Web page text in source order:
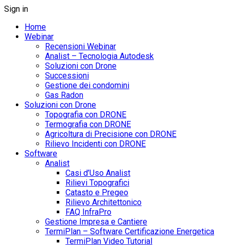
Sign in
Home
Webinar
Recensioni Webinar
Analist – Tecnologia Autodesk
Soluzioni con Drone
Successioni
Gestione dei condomini
Gas Radon
Soluzioni con Drone
Topografia con DRONE
Termografia con DRONE
Agricoltura di Precisione con DRONE
Rilievo Incidenti con DRONE
Software
Analist
Casi d’Uso Analist
Rilievi Topografici
Catasto e Pregeo
Rilievo Architettonico
FAQ InfraPro
Gestione Impresa e Cantiere
TermiPlan – Software Certificazione Energetica
TermiPlan Video Tutorial